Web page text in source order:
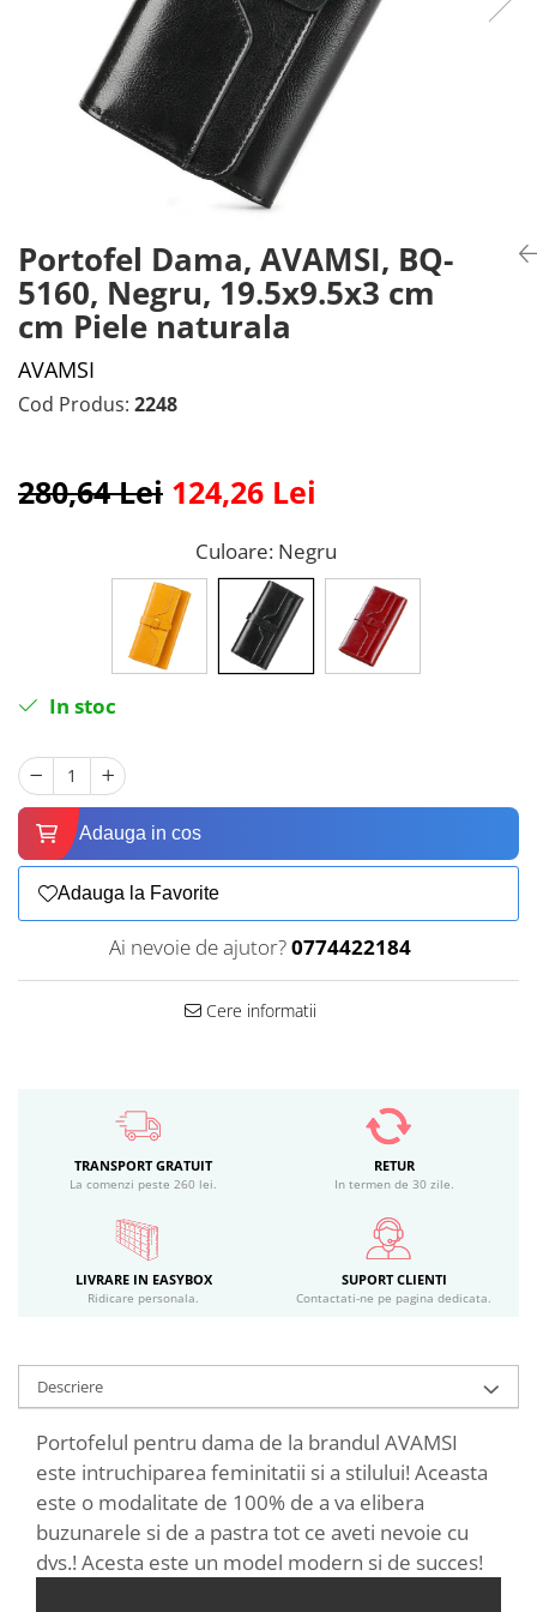
Portofel Dama, AVAMSI, BQ-
5160, Negru, 19.5x9.5x3 cm
cm Piele naturala
AVAMSI
Cod Produs: 2248
280,64 Lei 124,26 Lei
Culoare: Negru
In stoc
Adauga in cos
Adauga la Favorite
Ai nevoie de ajutor?0774422184
Cere informatii
TRANSPORT GRATUIT
La comenzi peste 260 lei.
RETUR
In termen de 30 zile.
LIVRARE IN EASYBOX
Ridicare personala.
SUPORT CLIENTI
Contactati-ne pe pagina dedicata.
Descriere
Portofelul pentru dama de la brandul AVAMSI
este intruchiparea feminitatii si a stilului! Aceasta
este o modalitate de 100% de a va elibera
buzunarele si de a pastra tot ce aveti nevoie cu
dvs.! Acesta este un model modern si de succes!